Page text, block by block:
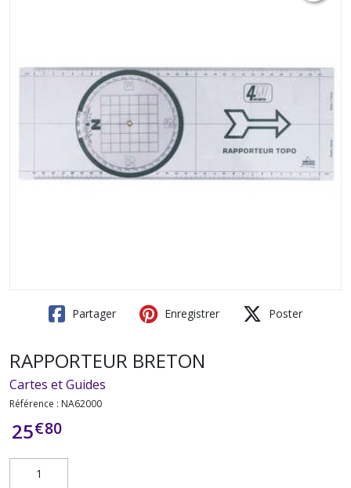
Partager Enregistrer Poster
RAPPORTEUR BRETON
Cartes et Guides
Référence : NA62000
25€80